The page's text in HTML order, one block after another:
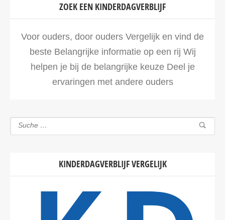
ZOEK EEN KINDERDAGVERBLIJF
Voor ouders, door ouders Vergelijk en vind de
beste Belangrijke informatie op een rij Wij
helpen je bij de belangrijke keuze Deel je
ervaringen met andere ouders
KINDERDAGVERBLIJF VERGELIJK